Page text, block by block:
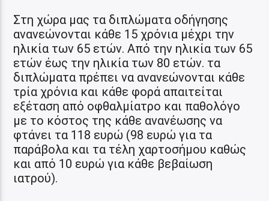
Στη χώρα μας τα διπλώματα οδήγησης
ανανεώνονται κάθε 15 χρόνια μέχρι την
ηλικία των 65 ετών. Από την ηλικία των 65
ετών έως την ηλικία των 80 ετών. τα
διπλώματα πρέπει να ανανεώνονται κάθε
τρία χρόνια και κάθε φορά απαιτείται
εξέταση από οφθαλμίατρο και παθολόγο
με το κόστος της κάθε ανανέωσης να
φτάνει τα 118 ευρώ (98 ευρώ για τα
παράβολα και τα τέλη χαρτοσήμου καθώς
και από 10 ευρώ για κάθε βεβαίωση
ιατρού).